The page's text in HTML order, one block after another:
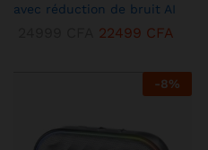
avec réduction de bruit AI
22499 CFA
-8%